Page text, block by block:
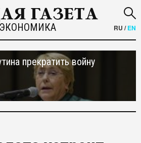
ЭКОНОМИКА RU /EN
прекратить войну